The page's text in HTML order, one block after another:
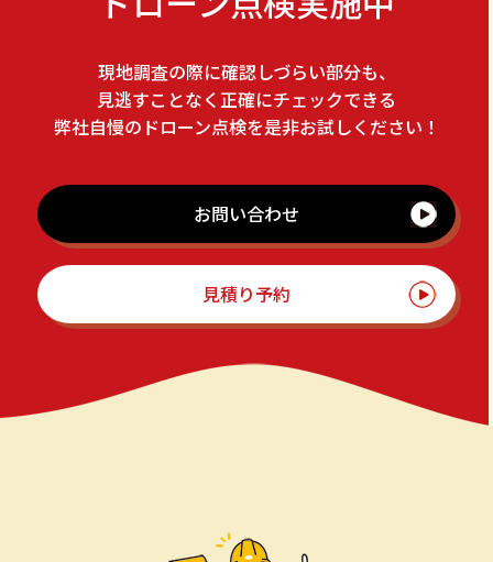
現地調査の際に確認しづらい部分も、
見逃すことなく正確にチェックできる
弊社自慢のドローン点検を是非お試しください！
お問い合わせ
見積り予約